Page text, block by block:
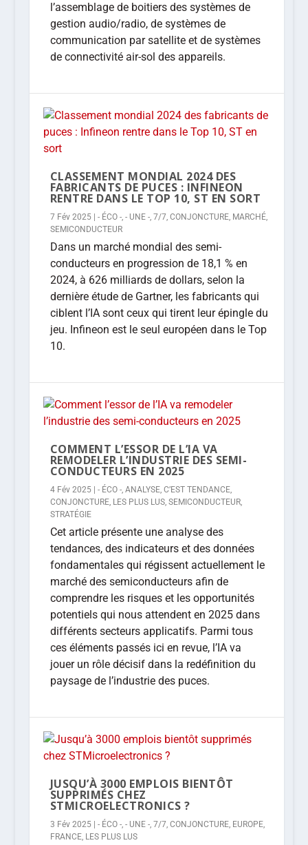
l’assemblage de boitiers des systèmes de
gestion audio/radio, de systèmes de
communication par satellite et de systèmes
de connectivité air-sol des appareils.
CLASSEMENT MONDIAL 2024 DES
FABRICANTS DE PUCES : INFINEON
RENTRE DANS LE TOP 10, ST EN SORT
7 Fév 2025| - ÉCO -, - UNE -, 7/7, CONJONCTURE, MARCHÉ,
SEMICONDUCTEUR
Dans un marché mondial des semi-
conducteurs en progression de 18,1 % en
2024, à 626 milliards de dollars, selon la
dernière étude de Gartner, les fabricants qui
ciblent l’IA sont ceux qui tirent leur épingle du
jeu. Infineon est le seul européen dans le Top
10.
COMMENT L’ESSOR DE L’IA VA
REMODELER L’INDUSTRIE DES SEMI-
CONDUCTEURS EN 2025
4 Fév 2025| - ÉCO -, ANALYSE, C’EST TENDANCE,
CONJONCTURE, LES PLUS LUS, SEMICONDUCTEUR,
STRATÉGIE
Cet article présente une analyse des
tendances, des indicateurs et des données
fondamentales qui régissent actuellement le
marché des semiconducteurs afin de
comprendre les risques et les opportunités
potentiels qui nous attendent en 2025 dans
différents secteurs applicatifs. Parmi tous
ces éléments passés ici en revue, l’IA va
jouer un rôle décisif dans la redéfinition du
paysage de l’industrie des puces.
JUSQU’À 3000 EMPLOIS BIENTÔT
SUPPRIMÉS CHEZ
STMICROELECTRONICS ?
3 Fév 2025| - ÉCO -, - UNE -, 7/7, CONJONCTURE, EUROPE,
FRANCE, LES PLUS LUS